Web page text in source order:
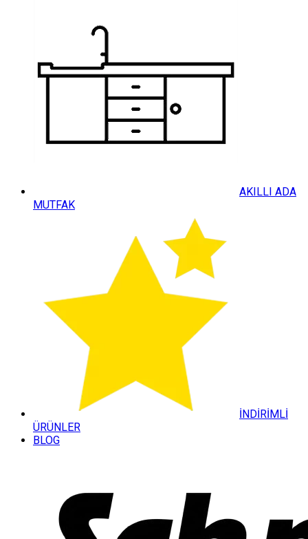
AKILLI ADA
MUTFAK
İNDİRİMLİ
ÜRÜNLER
BLOG